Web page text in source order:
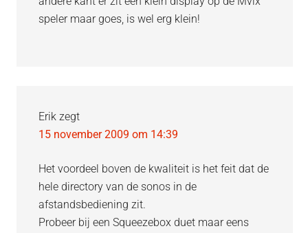
speler maar goes, is wel erg klein!
Erik zegt
15 november 2009 om 14:39
Het voordeel boven de kwaliteit is het feit dat de
hele directory van de sonos in de
afstandsbediening zit.
Probeer bij een Squeezebox duet maar eens